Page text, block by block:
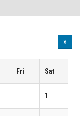
»
Fri Sat
1